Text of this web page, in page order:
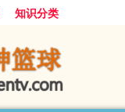
知识分类